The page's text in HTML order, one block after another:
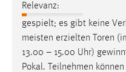
Relevanz:
gespielt; es gibt keine
meisten erzielten Toren
13.00 – 15.00 Uhr)
Pokal. Teilnehmen
Zweck:
Dieser Cookie ist
einloggen zu können.
Cookie Laufzeit: